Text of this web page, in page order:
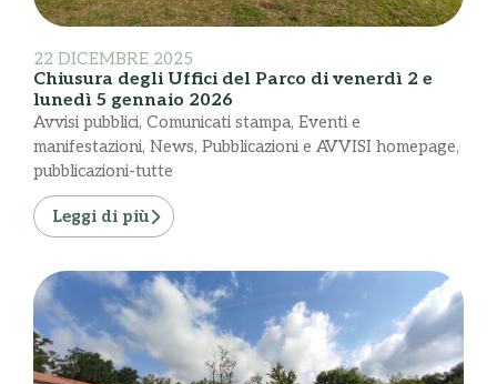
22 DICEMBRE 2025
Chiusura degli Uffici del Parco di venerdì 2 e
lunedì 5 gennaio 2026
Avvisi pubblici, Comunicati stampa, Eventi e
manifestazioni, News, Pubblicazioni e AVVISI homepage,
pubblicazioni-tutte
Leggi di più